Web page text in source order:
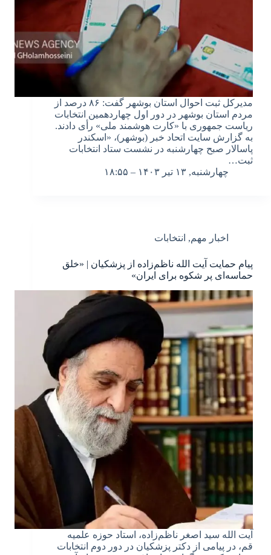
مدیرکل ثبت احوال استان بوشهر گفت: ۸۶ درصد از
مردم استان بوشهر در دور اول چهاردهمین انتخابات
ریاست جمهوری با «کارت هوشمند ملی» رأی دادند.
به گزارش سایت اتحاد خبر (بوشهر)، «اسکندر
پاسالار صبح چهارشنبه در نشست ستاد انتخابات
ثبت…
چهارشنبه, ۱۳ تیر ۱۴۰۳ – ۱۸:۵۵
اخبار مهم, انتخابات
پیام حمایت آیت الله ناظم‌زاده از پزشکیان | «خلق
حماسه‌ای پر شکوه برای ایران»
آیت الله سید اصغر ناظم‌زاده، استاد حوزه علمیه
قم، در پیامی از دکتر پزشکیان در دور دوم انتخابات